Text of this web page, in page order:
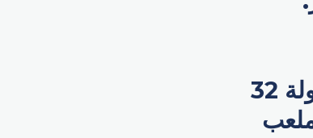
بينما سيحل فريق برشلونة ضيفًا على ريال مدريد في الجولة 32
21 أبريل 2024 على ملعب